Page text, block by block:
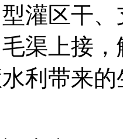
灌区干
渠上接
利带来